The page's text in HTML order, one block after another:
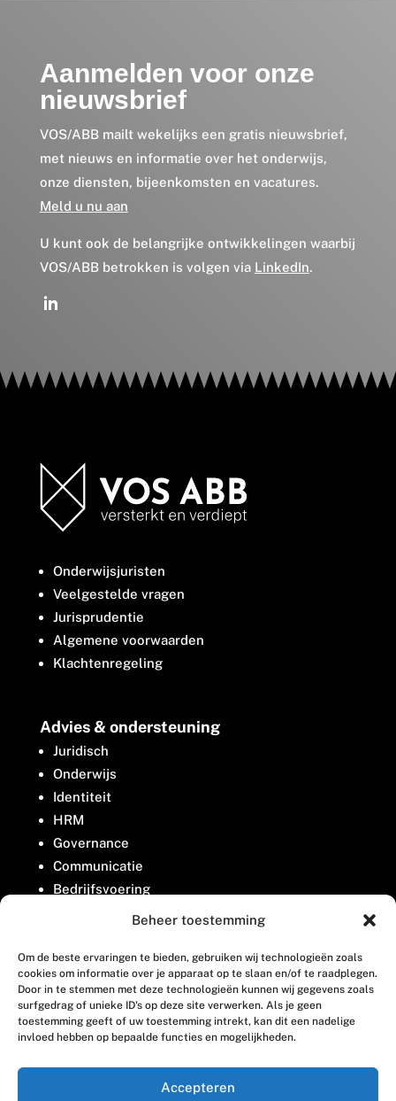
Beheer toestemming
Om de beste ervaringen te bieden, gebruiken wij technologieën zoals
cookies om informatie over je apparaat op te slaan en/of te raadplegen.
Door in te stemmen met deze technologieën kunnen wij gegevens zoals
surfgedrag of unieke ID's op deze site verwerken. Als je geen
toestemming geeft of uw toestemming intrekt, kan dit een nadelige
invloed hebben op bepaalde functies en mogelijkheden.
Accepteren
Aanmelden voor onze
nieuwsbrief
VOS/ABB mailt wekelijks een gratis nieuwsbrief,
met nieuws en informatie over het onderwijs,
onze diensten, bijeenkomsten en vacatures.
Meld u nu aan
U kunt ook de belangrijke ontwikkelingen waarbij
VOS/ABB betrokken is volgen via LinkedIn.
Onderwijsjuristen
Veelgestelde vragen
Jurisprudentie
Algemene voorwaarden
Klachtenregeling
Advies & ondersteuning
Juridisch
Onderwijs
Identiteit
HRM
Governance
Communicatie
Bedrijfsvoering
Belangenbehartiging
Contact
Houttuinlaan 8
3447 GM Woerden